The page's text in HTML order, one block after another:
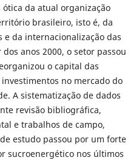
da atual organização
brasileiro, isto é, da
da internacionalização das
anos 2000, o setor passou
o capital das
no mercado do
A sistematização de dados
revisão bibliográfica,
e trabalhos de campo,
estudo passou por um forte
sucroenergético nos últimos